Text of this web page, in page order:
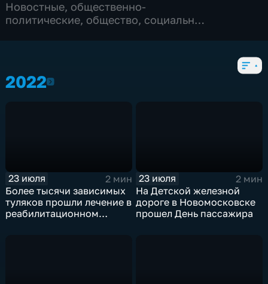
Новостные, общественно-
политические, общество, социально-
20222022
23 июля
2 мин
Более тысячи зависимых
туляков прошли лечение в
реабилитационном
23 июля
2 мин
На Детской железной
дороге в Новомосковске
прошел День пассажира